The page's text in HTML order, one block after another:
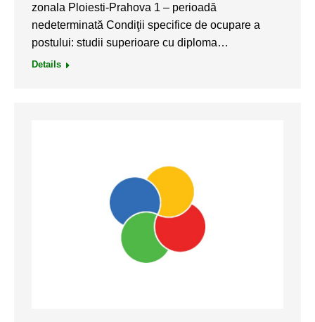
zonala Ploiesti-Prahova 1 – perioadă
nedeterminată Condiţii specifice de ocupare a
postului: studii superioare cu diploma…
Details